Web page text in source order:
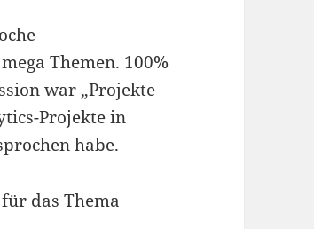
Themen. 100%
war „Projekte
Projekte in
habe.
das Thema